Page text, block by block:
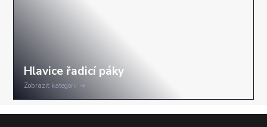
Zobrazit kategorii